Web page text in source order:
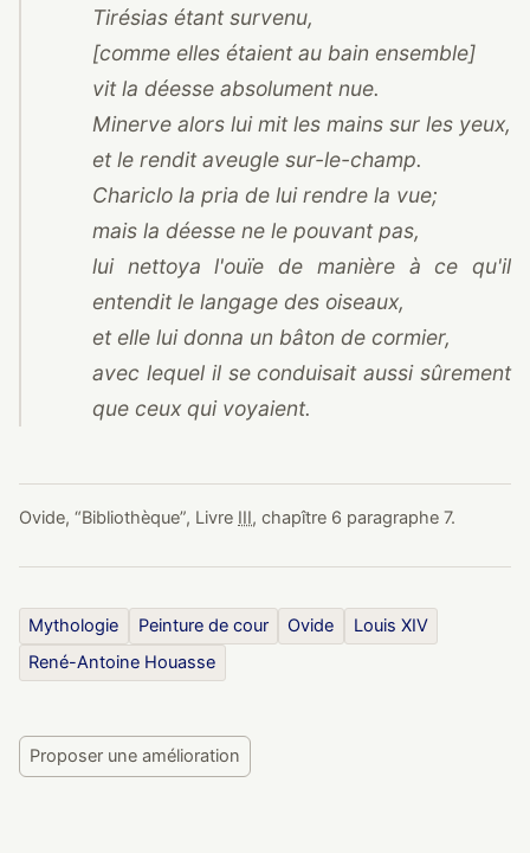
Tirésias étant survenu,
[comme elles étaient au bain ensemble]
vit la déesse absolument nue.
Minerve alors lui mit les mains sur les yeux,
et le rendit aveugle sur-le-champ.
Chariclo la pria de lui rendre la vue;
mais la déesse ne le pouvant pas,
lui nettoya l'ouïe de manière à ce qu'il
entendit le langage des oiseaux,
et elle lui donna un bâton de cormier,
avec lequel il se conduisait aussi sûrement
que ceux qui voyaient.
Ovide, “Bibliothèque”, Livre III, chapître 6 paragraphe 7.
Mythologie Peinture de cour Ovide
Louis XIV
René-Antoine Houasse
Proposer une amélioration